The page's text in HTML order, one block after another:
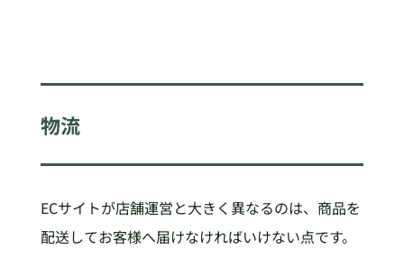
物流
ECサイトが店舗運営と大きく異なるのは、商品を
配送してお客様へ届けなければいけない点です。